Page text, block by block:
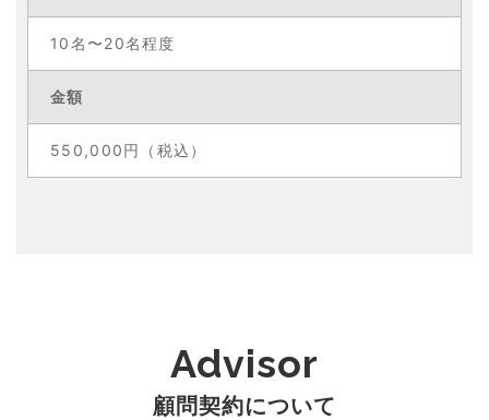
10名〜20名程度
金額
550,000円（税込）
Advisor
顧問契約について